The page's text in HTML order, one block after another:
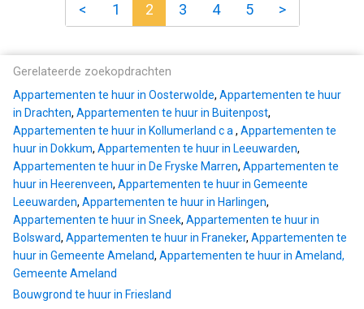
< 1 2 3 4 5 >
Gerelateerde zoekopdrachten
Appartementen te huur in Oosterwolde, Appartementen te huur
in Drachten, Appartementen te huur in Buitenpost,
Appartementen te huur in Kollumerland c a, Appartementen te
huur in Dokkum, Appartementen te huur in Leeuwarden,
Appartementen te huur in De Fryske Marren, Appartementen te
huur in Heerenveen, Appartementen te huur in Gemeente
Leeuwarden, Appartementen te huur in Harlingen,
Appartementen te huur in Sneek, Appartementen te huur in
Bolsward, Appartementen te huur in Franeker, Appartementen te
huur in Gemeente Ameland, Appartementen te huur in Ameland,
Gemeente Ameland
Bouwgrond te huur in Friesland